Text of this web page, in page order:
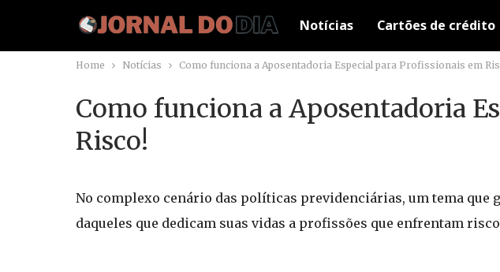
Notícias Cartões de crédito
Home Notícias Como funciona a Aposentadoria Especial para Profissionais em
Como funciona a Aposentadoria
Risco!
No complexo cenário das políticas previdenciárias, um tema que
daqueles que dedicam suas vidas a profissões que enfrentam